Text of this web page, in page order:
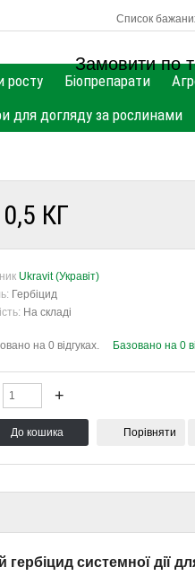
Список
Замовити по
росту Біопрепарати
для догляду за рослинами
КГ
Ukravit (Укравіт)
Гербіцид
На складі
Базовано на 0
Порівняти
системної дії